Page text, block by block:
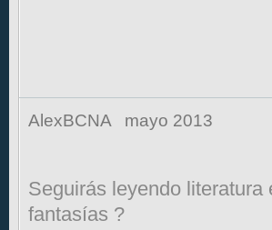
AlexBCNA mayo 2013
Seguirás leyendo
fantasías ?